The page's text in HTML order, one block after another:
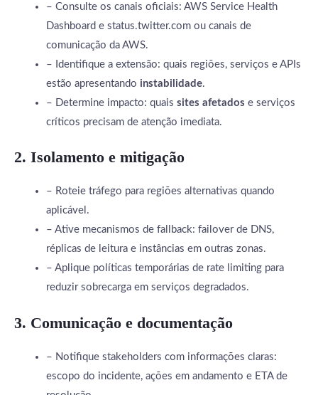
– Consulte os canais oficiais: AWS Service Health
Dashboard e status.twitter.com ou canais de
comunicação da AWS.
– Identifique a extensão: quais regiões, serviços e APIs
estão apresentando instabilidade.
– Determine impacto: quais sites afetados e serviços
críticos precisam de atenção imediata.
2. Isolamento e mitigação
– Roteie tráfego para regiões alternativas quando
aplicável.
– Ative mecanismos de fallback: failover de DNS,
réplicas de leitura e instâncias em outras zonas.
– Aplique políticas temporárias de rate limiting para
reduzir sobrecarga em serviços degradados.
3. Comunicação e documentação
– Notifique stakeholders com informações claras:
escopo do incidente, ações em andamento e ETA de